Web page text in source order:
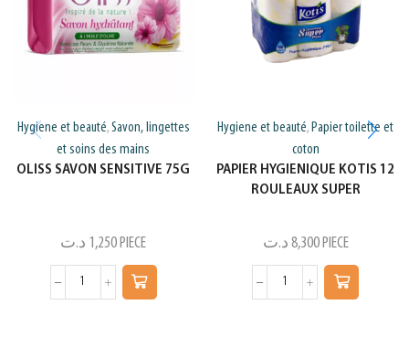
Hygiene et beauté, Savon, lingettes
et soins des mains
OLISS SAVON SENSITIVE 75G
1,250 د.ت PIECE
Hygiene et beauté, Papier toilette et
coton
PAPIER HYGIENIQUE KOTIS 12
ROULEAUX SUPER
8,300 د.ت PIECE